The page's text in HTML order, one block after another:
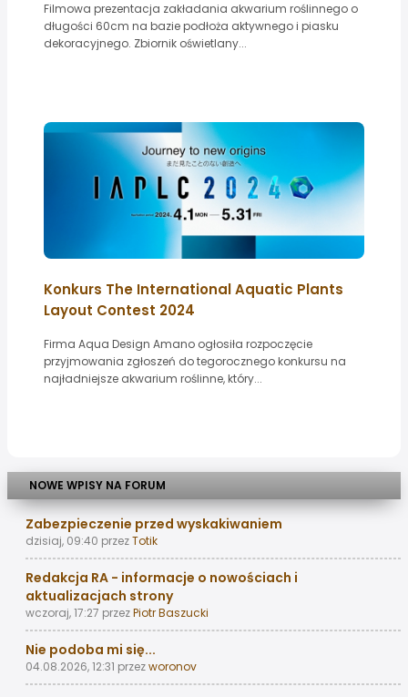
Filmowa prezentacja zakładania akwarium roślinnego o
długości 60cm na bazie podłoża aktywnego i piasku
dekoracyjnego. Zbiornik oświetlany...
Konkurs The International Aquatic Plants
Layout Contest 2024
Firma Aqua Design Amano ogłosiła rozpoczęcie
przyjmowania zgłoszeń do tegorocznego konkursu na
najładniejsze akwarium roślinne, który...
NOWE WPISY NA FORUM
Zabezpieczenie przed wyskakiwaniem
dzisiaj, 09:40 przezTotik
Redakcja RA - informacje o nowościach i
aktualizacjach strony
wczoraj, 17:27 przezPiotr Baszucki
Nie podoba mi się...
04.08.2026, 12:31 przezworonov